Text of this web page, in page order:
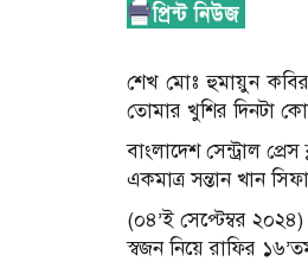
শেখ মোঃ হুমায়ুন
তোমার খুশির দিনটা
বাংলাদেশ সেন্ট্রাল
একমাত্র সন্তান খান
(০৪’ই সেপ্টেম্বর
স্বজন নিয়ে রাফির